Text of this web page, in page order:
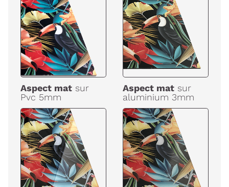
Aspect mat sur
Pvc 5mm
Aspect mat sur
aluminium 3mm